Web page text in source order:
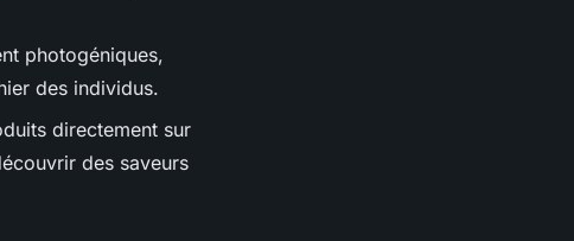
photogéniques,
des individus.
directement sur
des saveurs